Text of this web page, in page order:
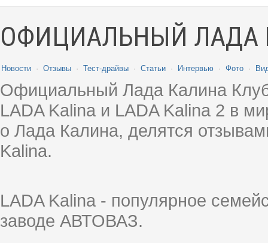
ОФИЦИАЛЬНЫЙ ЛАДА
Новости · Отзывы · Тест-драйвы · Статьи · Интервью · Фото ·
Официальный Лада Калина
LADA Kalina и LADA Kalina 2 в
о Лада Калина, делятся
Kalina.
LADA Kalina - популярное
заводе АВТОВАЗ.